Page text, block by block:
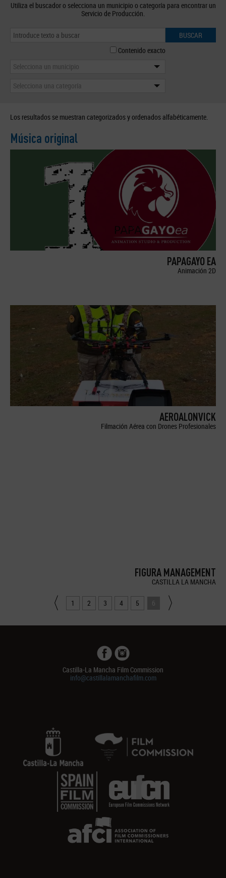
Utiliza el buscador o selecciona un municipio o categoría para encontrar un
Servicio de Producción.
BUSCAR
Contenido exacto
Selecciona un municipio
Selecciona una categoría
Los resultados se muestran categorizados y ordenados alfabéticamente.
Música original
PAPAGAYO EA
Animación 2D
AEROALONVICK
Filmación Aérea con Drones Profesionales
FIGURA MANAGEMENT
CASTILLA LA MANCHA
1 2 3 4 5 6
Castilla-La Mancha Film Commission
info@castillalamanchafilm.com